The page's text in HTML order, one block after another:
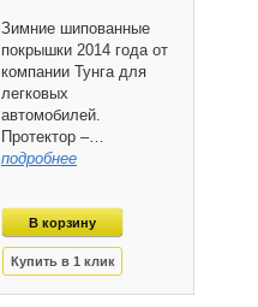
Зимние шипованные
покрышки 2014 года от
компании Тунга для
легковых
автомобилей.
Протектор –…
подробнее